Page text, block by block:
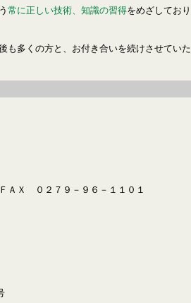
常に正しい技術、知識の習得をめざしてお
も多くの方と、お付き合いを続けさせてい
２７９－９６－１１０１